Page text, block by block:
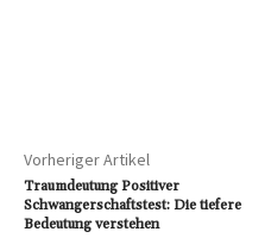
Vorheriger Artikel
Traumdeutung Positiver
Schwangerschaftstest: Die tiefere
Bedeutung verstehen